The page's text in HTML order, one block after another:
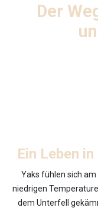
Der
Ein Leben
Yaks fühlen sich
niedrigen
dem Unterfell